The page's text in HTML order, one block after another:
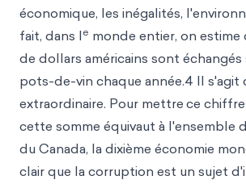
économique, les inégalités,
fait, dans le monde entier, on estime
de dollars américains sont
pots-de-vin chaque année.4 Il s'agit
extraordinaire. Pour mettrece
cette somme équivaut à l'ensemble
du Canada, la dixième économie
clair que la corruption est un sujet